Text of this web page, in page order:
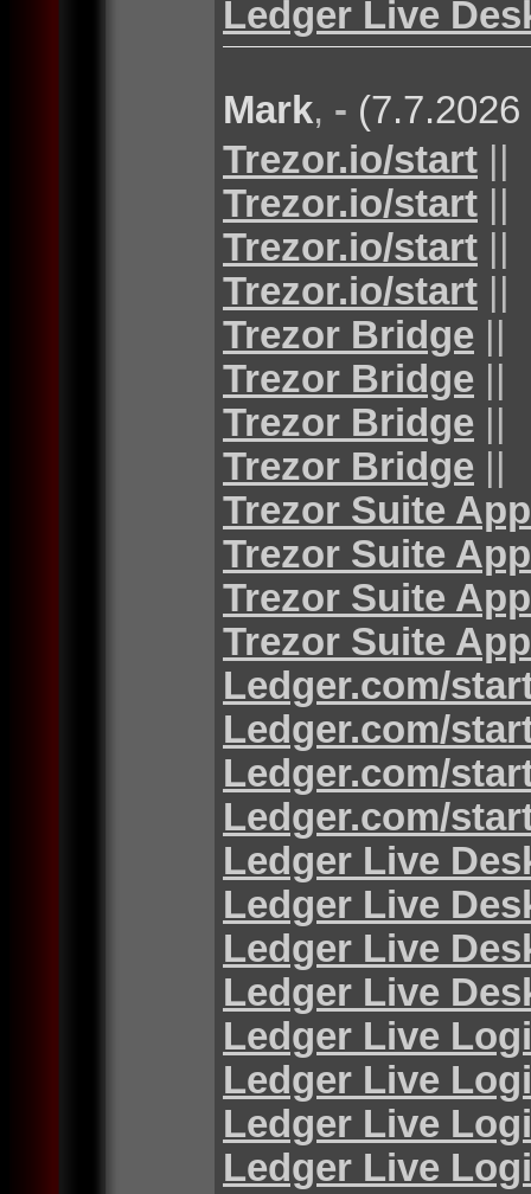
Ledger Live
Mark, -
Trezor.io/start ||
Trezor.io/start ||
Trezor.io/start ||
Trezor.io/start ||
Trezor Bridge ||
Trezor Bridge ||
Trezor Bridge ||
Trezor Bridge ||
Trezor Suite App
Trezor Suite App
Trezor Suite App
Trezor Suite App
Ledger.com/
Ledger.com/
Ledger.com/
Ledger.com/
Ledger Live
Ledger Live
Ledger Live
Ledger Live
Ledger Live
Ledger Live
Ledger Live
Ledger Live